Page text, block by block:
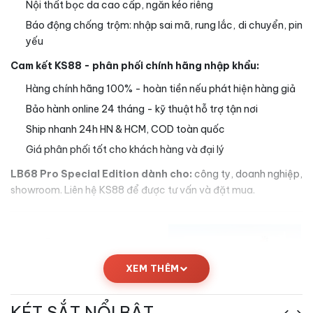
Nội thất bọc da cao cấp, ngăn kéo riêng
Báo động chống trộm: nhập sai mã, rung lắc, di chuyển, pin
yếu
Cam kết KS88 - phân phối chính hãng nhập khẩu:
Hàng chính hãng 100% - hoàn tiền nếu phát hiện hàng giả
Bảo hành online 24 tháng - kỹ thuật hỗ trợ tận nơi
Ship nhanh 24h HN & HCM, COD toàn quốc
Giá phân phối tốt cho khách hàng và đại lý
LB68 Pro Special Edition dành cho: công ty, doanh nghiệp,
showroom. Liên hệ KS88 để được tư vấn và đặt mua.
XEM THÊM